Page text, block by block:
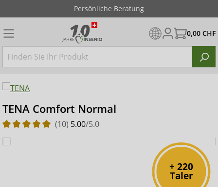
Persönliche Beratung
0,00 CHF
TENA Comfort Normal
(10) 5.00/5.0
+ 220
Taler